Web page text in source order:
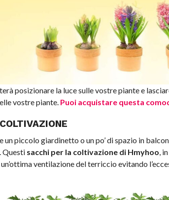
posizionare la luce sulle vostre piante e
vostre piante. Puoi acquistare questa
un piccolo giardinetto o un po’ di spazio in
Questi sacchi per la coltivazione di Hmyhoo,
ventilazione del terriccio evitando